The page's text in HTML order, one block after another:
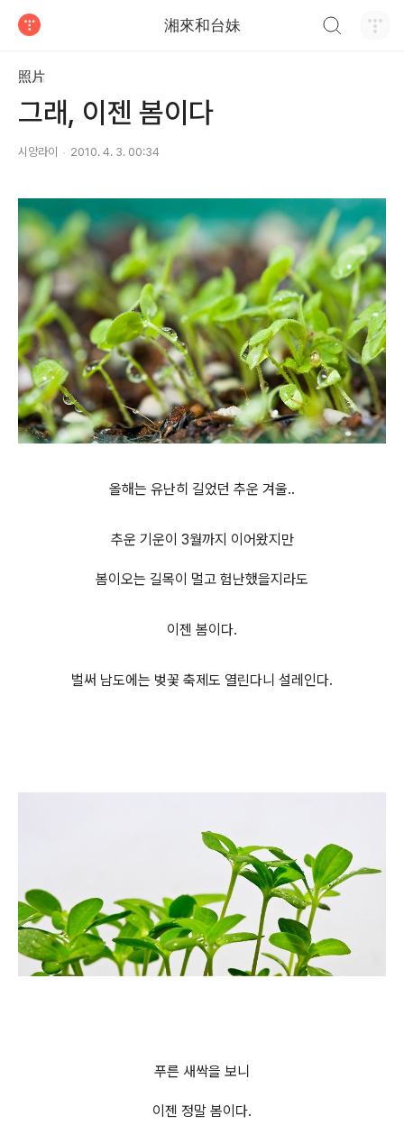
湘來和台妹
照片
그래, 이젠 봄이다
시앙라이 2010. 4. 3. 00:34
올해는 유난히 길었던 추운 겨울..
추운 기운이 3월까지 이어왔지만
봄이오는 길목이 멀고 험난했을지라도
이젠 봄이다.
벌써 남도에는 벚꽃 축제도 열린다니 설레인다.
푸른 새싹을 보니
이젠 정말 봄이다.